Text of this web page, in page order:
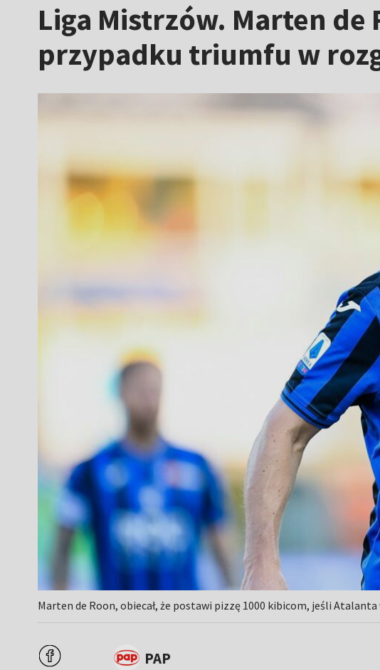
Liga Mistrzów. Marten
przypadku triumfu w
Marten de Roon, obiecał, że postawi pizzę 1000 kibicom, jeśli
PAP